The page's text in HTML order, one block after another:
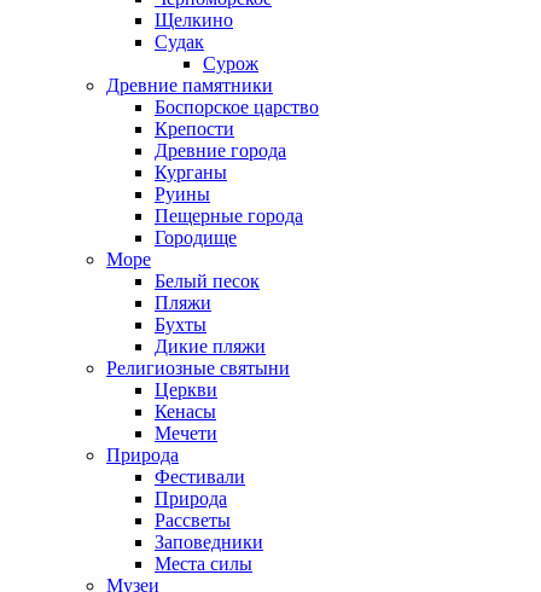
Щелкино
Судак
Сурож
Древние памятники
Боспорское царство
Крепости
Древние города
Курганы
Руины
Пещерные города
Городище
Море
Белый песок
Пляжи
Бухты
Дикие пляжи
Религиозные святыни
Церкви
Кенасы
Мечети
Природа
Фестивали
Природа
Рассветы
Заповедники
Места силы
Музеи